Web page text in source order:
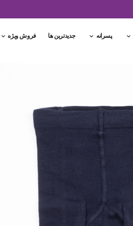
پسرانه جدیدترین ها فروش ویژه